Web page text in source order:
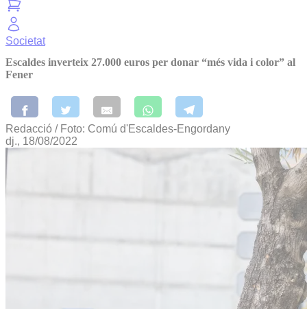
Societat
Escaldes inverteix 27.000 euros per donar “més vida i color” al
Fener
Redacció / Foto: Comú d'Escaldes-Engordany
dj., 18/08/2022